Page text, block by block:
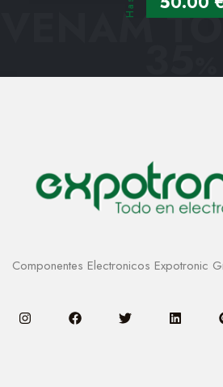
VENAM
35
Componentes Electronicos Expotronic